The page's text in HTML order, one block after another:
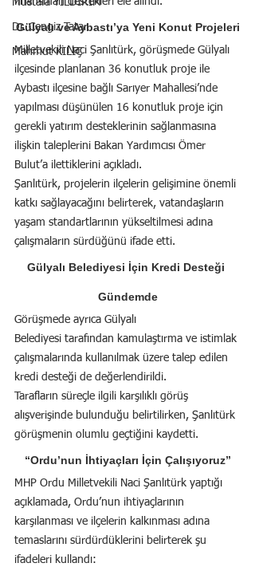
Mustafa YILDIRIM
Dr. Cengiz Tatar
Mahmut KILIÇ
Gülyalı ve Aybastı’ya Yeni Konut Projeleri
Milletvekili Naci Şanlıtürk, görüşmede Gülyalı
ilçesinde planlanan 36 konutluk proje ile
Aybastı ilçesine bağlı Sarıyer Mahallesi’nde
yapılması düşünülen 16 konutluk proje için
gerekli yatırım desteklerinin sağlanmasına
ilişkin taleplerini Bakan Yardımcısı Ömer
Bulut’a ilettiklerini açıkladı.
Şanlıtürk, projelerin ilçelerin gelişimine önemli
katkı sağlayacağını belirterek, vatandaşların
yaşam standartlarının yükseltilmesi adına
çalışmaların sürdüğünü ifade etti.
Gülyalı Belediyesi İçin Kredi Desteği
Gündemde
Görüşmede ayrıca Gülyalı
Belediyesi tarafından kamulaştırma ve istimlak
çalışmalarında kullanılmak üzere talep edilen
kredi desteği de değerlendirildi.
Tarafların süreçle ilgili karşılıklı görüş
alışverişinde bulunduğu belirtilirken, Şanlıtürk
görüşmenin olumlu geçtiğini kaydetti.
“Ordu’nun İhtiyaçları İçin Çalışıyoruz”
MHP Ordu Milletvekili Naci Şanlıtürk yaptığı
açıklamada, Ordu’nun ihtiyaçlarının
karşılanması ve ilçelerin kalkınması adına
temaslarını sürdürdüklerini belirterek şu
ifadeleri kullandı: